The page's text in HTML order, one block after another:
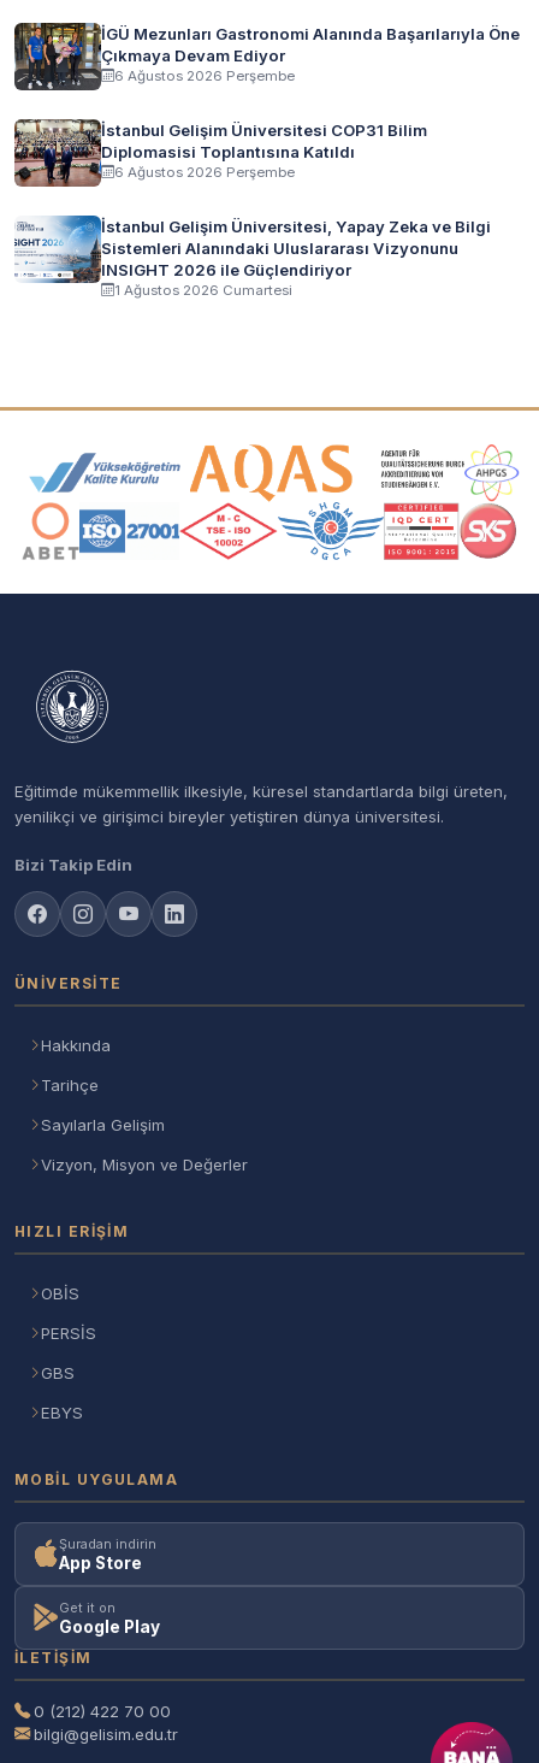
İGÜ Mezunları Gastronomi Alanında Başarılarıyla Öne
Çıkmaya Devam Ediyor
6 Ağustos 2026 Perşembe
İstanbul Gelişim Üniversitesi COP31 Bilim
Diplomasisi Toplantısına Katıldı
6 Ağustos 2026 Perşembe
İstanbul Gelişim Üniversitesi, Yapay Zeka ve Bilgi
Sistemleri Alanındaki Uluslararası Vizyonunu
INSIGHT 2026 ile Güçlendiriyor
1 Ağustos 2026 Cumartesi
Akreditasyon ve Üyelik Logoları
Eğitimde mükemmellik ilkesiyle, küresel standartlarda bilgi üreten,
yenilikçi ve girişimci bireyler yetiştiren dünya üniversitesi.
Bizi Takip Edin
ÜNIVERSITE
Hakkında
Tarihçe
Sayılarla Gelişim
Vizyon, Misyon ve Değerler
HIZLI ERIŞIM
OBİS
PERSİS
GBS
EBYS
MOBIL UYGULAMA
Şuradan indirin
App Store
Get it on
Google Play
İLETIŞIM
0 (212) 422 70 00
bilgi@gelisim.edu.tr